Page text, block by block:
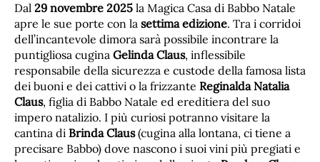
Dal 29 novembre 2025 la Magica Casa di Babbo Natale
apre le sue porte con la settima edizione. Tra i corridoi
dell’incantevole dimora sarà possibile incontrare la
puntigliosa cugina Gelinda Claus, inflessibile
responsabile della sicurezza e custode della famosa lista
dei buoni e dei cattivi o la frizzante Reginalda Natalia
Claus, figlia di Babbo Natale ed ereditiera del suo
impero natalizio. I più curiosi potranno visitare la
cantina di Brinda Claus(cugina alla lontana, ci tiene a
precisare Babbo) dove nascono i suoi vini più pregiati e